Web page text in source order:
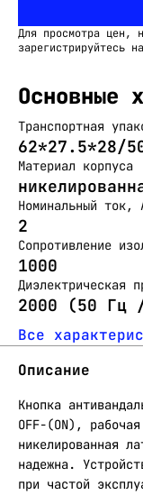
Для просмотра цен,
зарегистрируйтесь
Основные
Транспортная
62*27.5*28/
Материал корпуса
Номинальный ток,
2
Сопротивление
1000
Диэлектрическая
2000 (50 Гц
Все
Описание
Кнопка
OFF-(ON),
никелированная
надежна.
при частой